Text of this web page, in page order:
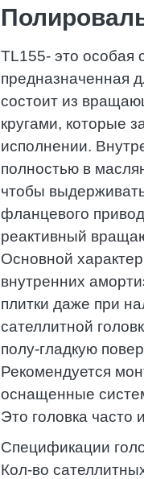
TL155- это особая
предназначенная
состоит из
кругами, которые
исполнении.
полностью в
чтобы
фланцевого
реактивный
Основной
внутренних
плитки даже при
сателлитной
полу-гладкую
Рекомендуется
оснащенные
Это головка часто
Спецификации
Кол-во